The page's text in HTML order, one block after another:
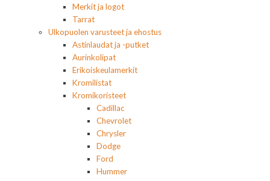
Merkit ja logot
Tarrat
Ulkopuolen varusteet ja ehostus
Astinlaudat ja -putket
Aurinkolipat
Erikoiskeulamerkit
Kromilistat
Kromikoristeet
Cadillac
Chevrolet
Chrysler
Dodge
Ford
Hummer